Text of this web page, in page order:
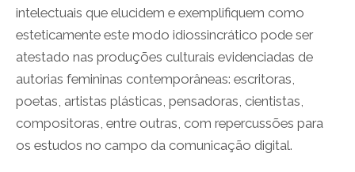
intelectuais que elucidem e exemplifiquem como
esteticamente este modo idiossincrático pode ser
atestado nas produções culturais evidenciadas de
autorias femininas contemporâneas: escritoras,
poetas, artistas plásticas, pensadoras, cientistas,
compositoras, entre outras, com repercussões para
os estudos no campo da comunicação digital.